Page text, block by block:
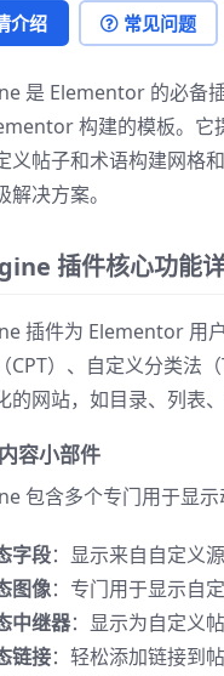
介绍 常见问题
是 Elementor 的必备
构建的模板。它
义帖子和术语构建网格
解决方案。
插件核心功能
插件为 Elementor 用
CPT）、自定义分类法
的网站，如目录、列表、
容小部件
包含多个专门用于显示
字段：显示来自自定义
图像：专门用于显示自
中继器：显示为自定义
链接：轻松添加链接到